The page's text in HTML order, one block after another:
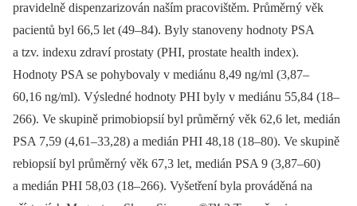
pravidelně dispenzarizován naším pracovištěm. Průměrný věk
pacientů byl 66,5 let (49–84). Byly stanoveny hodnoty PSA
a tzv. indexu zdraví prostaty (PHI, prostate health index).
Hodnoty PSA se pohybovaly v mediánu 8,49 ng/ml (3,87–
60,16 ng/ml). Výsledné hodnoty PHI byly v mediánu 55,84 (18–
266). Ve skupině primobiopsií byl průměrný věk 62,6 let, medián
PSA 7,59 (4,61–33,28) a medián PHI 48,18 (18–80). Ve skupině
rebiopsií byl průměrný věk 67,3 let, medián PSA 9 (3,87–60)
a medián PHI 58,03 (18–266). Vyšetření byla prováděná na